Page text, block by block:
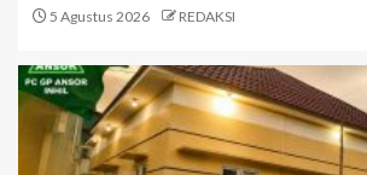
5 Agustus 2026 REDAKSI